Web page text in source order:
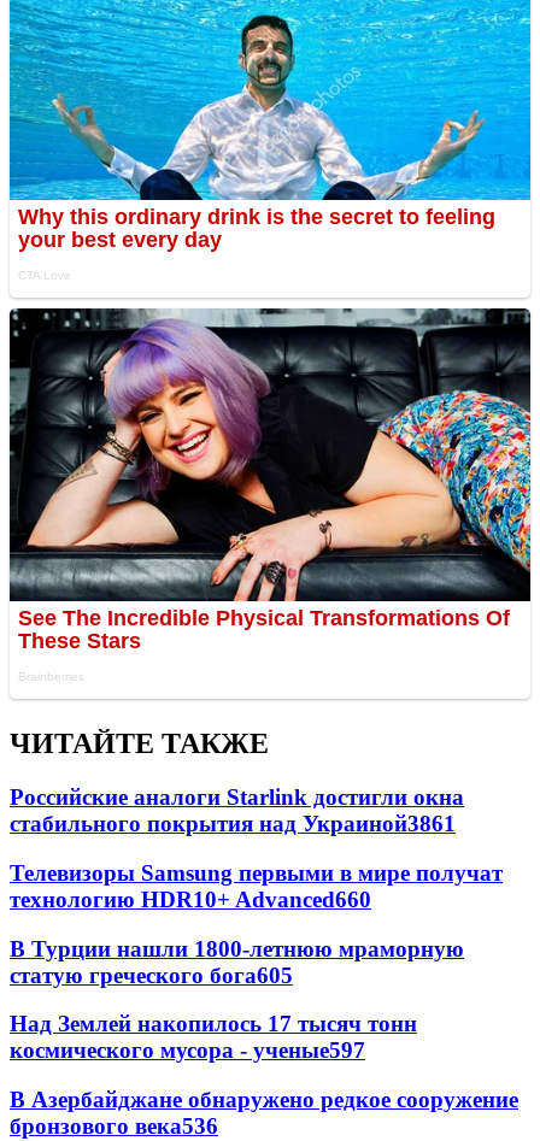
ЧИТАЙТЕ ТАКЖЕ
Российские аналоги Starlink достигли окна
стабильного покрытия над Украиной3861
Телевизоры Samsung первыми в мире получат
технологию HDR10+ Advanced660
В Турции нашли 1800-летнюю мраморную
статую греческого бога605
Над Землей накопилось 17 тысяч тонн
космического мусора - ученые597
В Азербайджане обнаружено редкое сооружение
бронзового века536